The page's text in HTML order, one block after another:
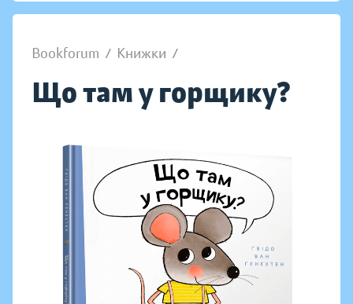
Bookforum / Книжки /
Що там у горщику?